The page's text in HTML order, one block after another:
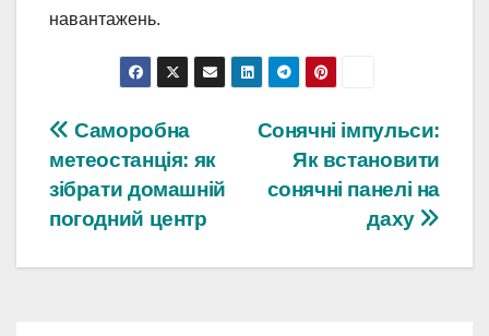
навантажень.
Навігація
записів
Сонячні імпульси:
Як встановити
сонячні панелі на
даху
Саморобна
метеостанція: як
зібрати домашній
погодний центр